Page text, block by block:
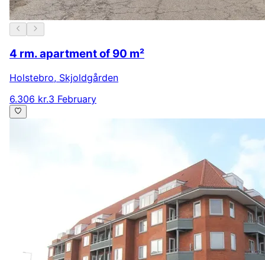
4 rm. apartment of 90 m²
Holstebro, Skjoldgården
6.306 kr.3 February